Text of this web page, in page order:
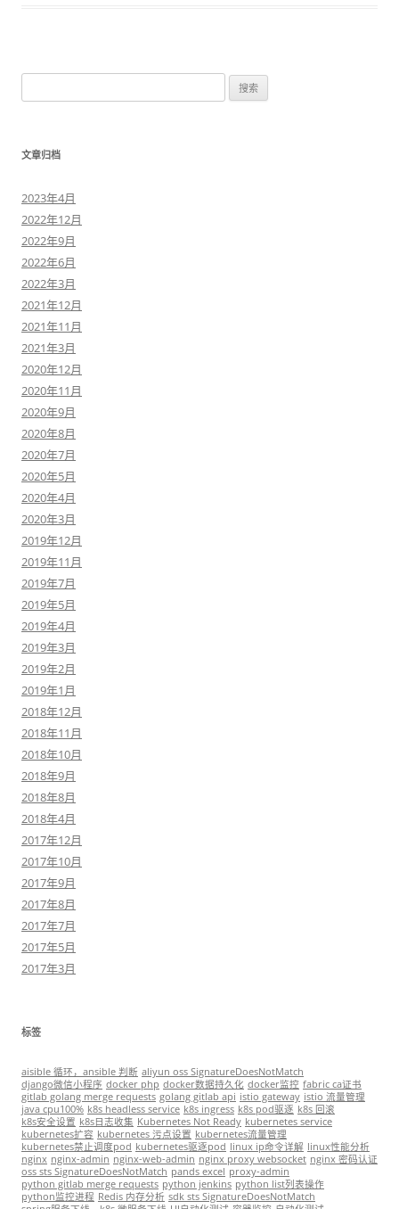
索
文章归档
2023年4月
2022年12月
2022年9月
2022年6月
2022年3月
2021年12月
2021年11月
2021年3月
2020年12月
2020年11月
2020年9月
2020年8月
2020年7月
2020年5月
2020年4月
2020年3月
2019年12月
2019年11月
2019年7月
2019年5月
2019年4月
2019年3月
2019年2月
2019年1月
2018年12月
2018年11月
2018年10月
2018年9月
2018年8月
2018年4月
2017年12月
2017年10月
2017年9月
2017年8月
2017年7月
2017年5月
2017年3月
标签
aisible 循环，ansible 判断 aliyun oss SignatureDoesNotMatch
django微信小程序 docker php docker数据持久化 docker监控 fabric ca证书
gitlab golang merge requests golang gitlab api istio gateway istio 流量管理
java cpu100% k8s headless service k8s ingress k8s pod驱逐 k8s 回滚
k8s安全设置 k8s日志收集 Kubernetes Not Ready kubernetes service
kubernetes扩容 kubernetes 污点设置 kubernetes流量管理
kubernetes禁止调度pod kubernetes驱逐pod linux ip命令详解 linux性能分析
nginx nginx-admin nginx-web-admin nginx proxy websocket nginx 密码认证
oss sts SignatureDoesNotMatch pands excel proxy-admin
python gitlab merge requests python jenkins python list列表操作
python监控进程 Redis 内存分析 sdk sts SignatureDoesNotMatch